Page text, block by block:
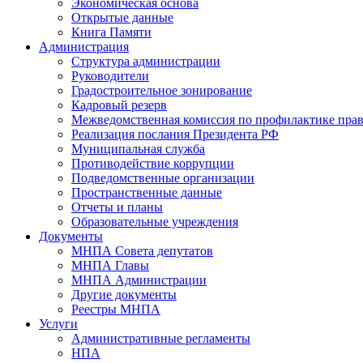
Экономическая основа
Открытые данные
Книга Памяти
Администрация
Структура администрации
Руководители
Градостроительное зонирование
Кадровый резерв
Межведомственная комиссия по профилактике
Реализация послания Президента РФ
Муниципальная служба
Противодействие коррупции
Подведомственные организации
Пространственные данные
Отчеты и планы
Образовательные учреждения
Документы
МНПА Совета депутатов
МНПА Главы
МНПА Администрации
Другие документы
Реестры МНПА
Услуги
Административные регламенты
НПА